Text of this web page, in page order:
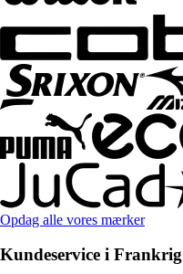
Opdag alle vores mærker
Kundeservice i Frankrig